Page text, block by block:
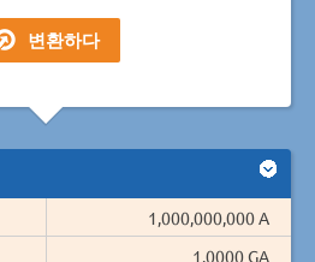
1,000,000,000 A
1.0000 GA